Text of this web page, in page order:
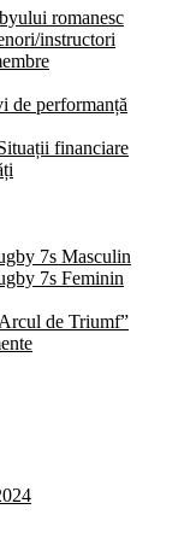
romanesc
instructori
de performanță
financiare
7s Masculin
7s Feminin
de Triumf”